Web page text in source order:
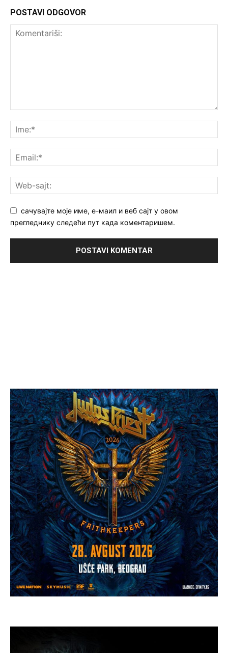
POSTAVI ODGOVOR
сачувајте моје име, е-маил и веб сајт у овом
прегледнику следећи пут када коментаришем.